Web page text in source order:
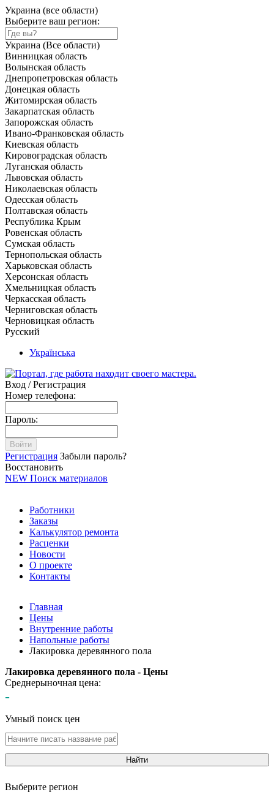
Украина (все области)
Выберите ваш регион:
Украина (Все области)
Винницкая область
Волынская область
Днепропетровская область
Донецкая область
Житомирская область
Закарпатская область
Запорожская область
Ивано-Франковская область
Киевская область
Кировоградская область
Луганская область
Львовская область
Николаевская область
Одесская область
Полтавская область
Республика Крым
Ровенская область
Сумская область
Тернопольская область
Харьковская область
Херсонская область
Хмельницкая область
Черкасская область
Черниговская область
Черновицкая область
Русский
Українська
Вход / Регистрация
Номер телефона:
Пароль:
Войти
Регистрация Забыли пароль?
Восстановить
NEW Поиск материалов
Работники
Заказы
Калькулятор ремонта
Расценки
Новости
О проекте
Контакты
Главная
Цены
Внутренние работы
Напольные работы
Лакировка деревянного пола
Лакировка деревянного пола - Цены
Среднерыночная цена:
-
Умный поиск цен
Найти
Выберите регион